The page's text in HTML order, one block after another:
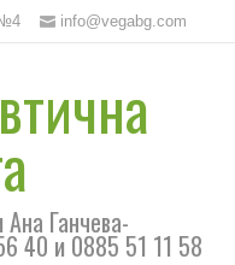
info@vegabg.com
Ганчева-
40 и 0885 51 11 58